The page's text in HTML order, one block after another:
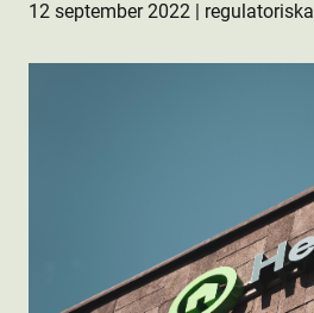
12 september 2022 | regulatoriska